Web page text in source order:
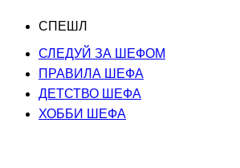
СПЕШЛ
СЛЕДУЙ ЗА ШЕФОМ
ПРАВИЛА ШЕФА
ДЕТСТВО ШЕФА
ХОББИ ШЕФА